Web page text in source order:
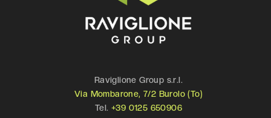
Raviglione Group s.r.l.
Via Mombarone, 7/2 Burolo (To)
Tel. +39 0125 650906